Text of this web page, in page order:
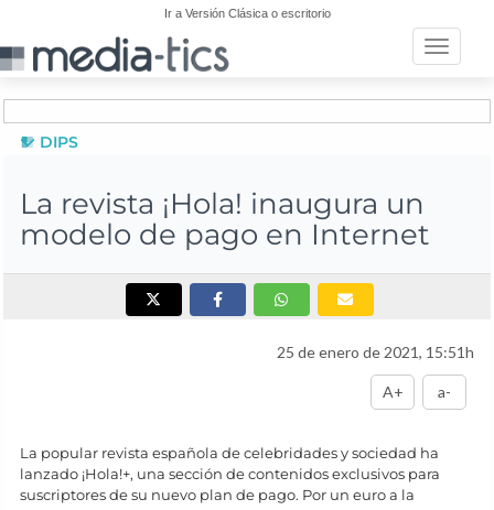
Ir a Versión Clásica o escritorio
Toggle
DIPS
La revista ¡Hola! inaugura un
modelo de pago en Internet
25 de enero de 2021, 15:51h
A+ a-
La popular revista española de celebridades y sociedad ha
lanzado ¡Hola!+, una sección de contenidos exclusivos para
suscriptores de su nuevo plan de pago. Por un euro a la